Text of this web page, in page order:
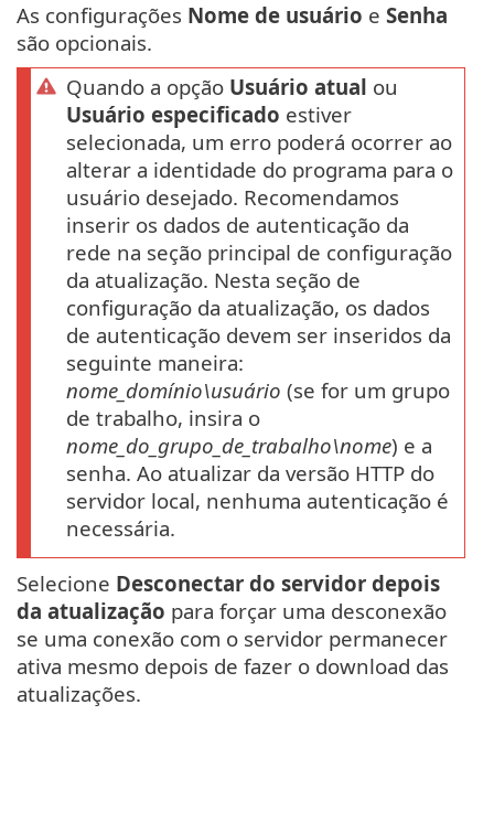
As configurações Nome de usuário e Senha
são opcionais.
Quando a opção Usuário atual ou
Usuário especificado estiver
selecionada, um erro poderá ocorrer ao
alterar a identidade do programa para o
usuário desejado. Recomendamos
inserir os dados de autenticação da
rede na seção principal de configuração
da atualização. Nesta seção de
configuração da atualização, os dados
de autenticação devem ser inseridos da
seguinte maneira:
nome_domínio\usuário (se for um grupo
de trabalho, insira o
nome_do_grupo_de_trabalho\nome) e a
senha. Ao atualizar da versão HTTP do
servidor local, nenhuma autenticação é
necessária.
Selecione Desconectar do servidor depois
da atualização para forçar uma desconexão
se uma conexão com o servidor permanecer
ativa mesmo depois de fazer o download das
atualizações.